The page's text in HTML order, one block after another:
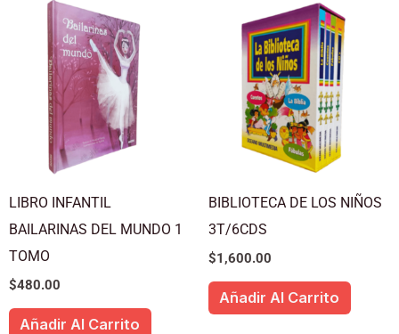
LIBRO INFANTIL
BAILARINAS DEL MUNDO 1
TOMO
$480.00
Añadir Al Carrito
BIBLIOTECA DE LOS NIÑOS
3T/6CDS
$1,600.00
Añadir Al Carrito